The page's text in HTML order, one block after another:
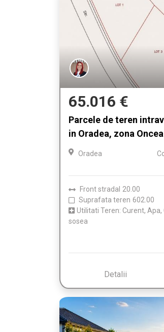
65.016 €
Parcele de teren
in Oradea, zona Oncea
Oradea
Front stradal 20.00
Suprafata teren 602.00
Utilitati Teren: Curent, Apa,
sosea
Detalii